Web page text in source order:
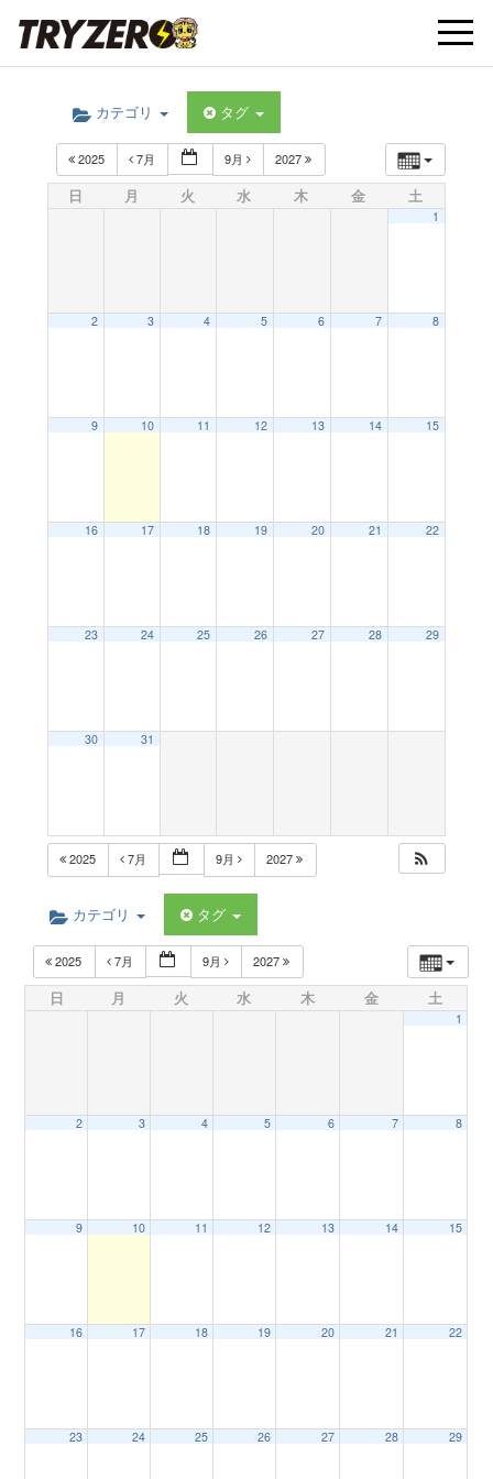
t
o
カテゴリ タグ
2025 7月 9月 2027
日 月 火 水 木 金 土
1
2 3 4 5 6 7 8
9 10 11 12 13 14 15
16 17 18 19 20 21 22
23 24 25 26 27 28 29
30 31
2025 7月 9月 2027
カテゴリ タグ
2025 7月 9月 2027
日 月 火 水 木 金 土
1
2 3 4 5 6 7 8
9 10 11 12 13 14 15
16 17 18 19 20 21 22
23 24 25 26 27 28 29